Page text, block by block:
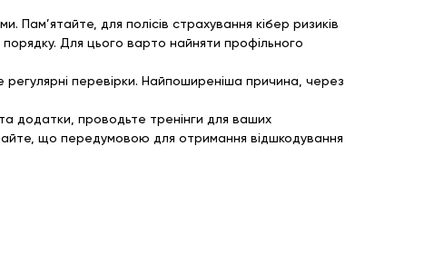
для полісів страхування кібер ризиків
Для цього варто найняти профільного
перевірки. Найпоширеніша причина, через
додатки, проводьте тренінги для ваших
що передумовою для отримання відшкодування